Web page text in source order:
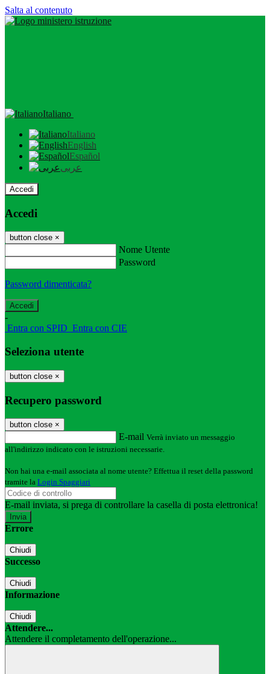
Salta al contenuto
Italiano
Italiano
English
Español
عربى
Accedi
Accedi
button close ×
Nome Utente
Password
Password dimenticata?
-
Entra con SPID Entra con CIE
Seleziona utente
button close ×
Recupero password
button close ×
E-mail Verrà inviato un messaggio
all'indirizzo indicato con le istruzioni necessarie.
Non hai una e-mail associata al nome utente? Effettua il reset della password
tramite la Login Spaggiari
E-mail inviata, si prega di controllare la casella di posta elettronica!
Errore
Chiudi
Successo
Chiudi
Informazione
Chiudi
Attendere...
Attendere il completamento dell'operazione...